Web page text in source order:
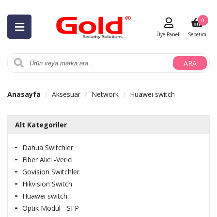
ARA
Üye Paneli Sepetim
0
Anasayfa Aksesuar Network Huaweı switch
Alt Kategoriler
Dahua Switchler
Fiber Alıcı -Verici
Govision Switchler
Hikvision Switch
Huaweı switch
Optik Modül - SFP